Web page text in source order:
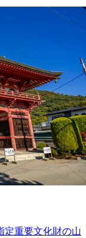
定重要文化財の山